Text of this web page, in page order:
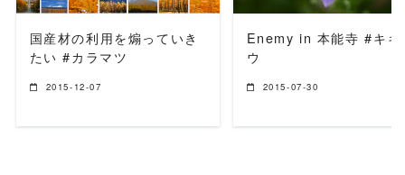
国産材の利用を煽っていき
たい #カラマツ
2015-12-07
Enemy in 本能寺 #キキ
ウ
2015-07-30